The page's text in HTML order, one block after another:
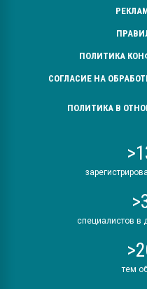
ПОЛИТИКА
СОГЛАСИЕ НА
ПОЛИТИКА В
специалистов в
тем